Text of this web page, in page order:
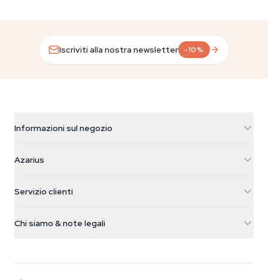
Iscriviti alla nostra newsletter -10%
Informazioni sul negozio
Galvaniweg 11
Nederland
+31(0)204897914
Azarius
Smokeshop
Servizio clienti
Chi siamo & note legali
Wiki